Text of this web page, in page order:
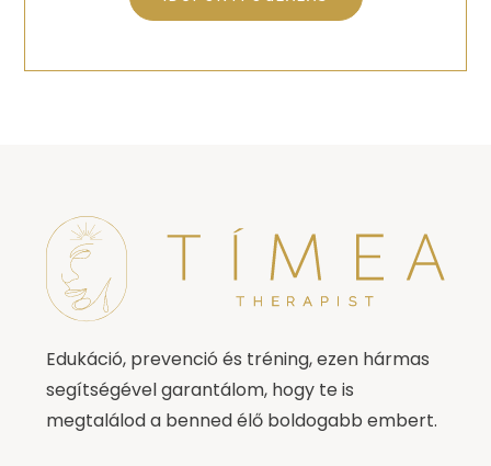
Edukáció, prevenció és tréning, ezen hármas
segítségével garantálom, hogy te is
megtalálod a benned élő boldogabb embert.